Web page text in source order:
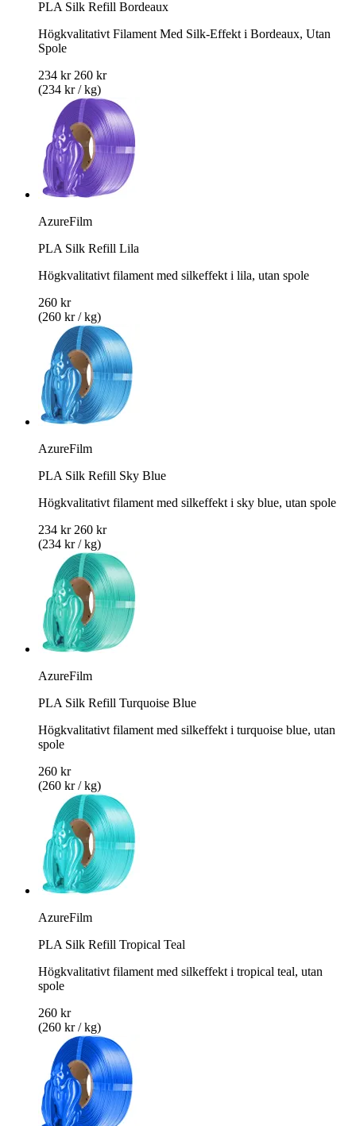
PLA Silk Refill Bordeaux
Högkvalitativt Filament Med Silk-Effekt i Bordeaux, Utan
Spole
234 kr 260 kr
(234 kr / kg)
AzureFilm
PLA Silk Refill Lila
Högkvalitativt filament med silkeffekt i lila, utan spole
260 kr
(260 kr / kg)
AzureFilm
PLA Silk Refill Sky Blue
Högkvalitativt filament med silkeffekt i sky blue, utan spole
234 kr 260 kr
(234 kr / kg)
AzureFilm
PLA Silk Refill Turquoise Blue
Högkvalitativt filament med silkeffekt i turquoise blue, utan
spole
260 kr
(260 kr / kg)
AzureFilm
PLA Silk Refill Tropical Teal
Högkvalitativt filament med silkeffekt i tropical teal, utan
spole
260 kr
(260 kr / kg)